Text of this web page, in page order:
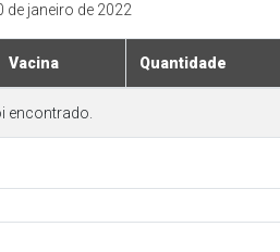
de janeiro de 2022
Vacina Quantidade
encontrado.